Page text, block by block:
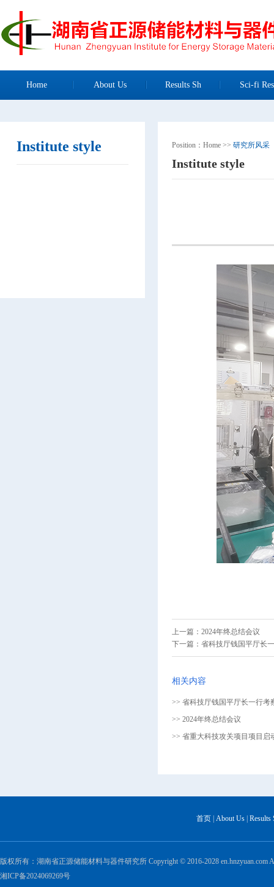
Home About Us Results Sh Sci-fi Res
Institute style Position： Home >> 研究所风采
Institute style
上一篇： 2024年终总结会议
下一篇： 省科技厅钱国平厅长
相关内容
>> 省科技厅钱国平厅长一行考
>> 2024年终总结会议
>> 省重大科技攻关项目项目启
首页 About Us Results
版权所有：湖南省正源储能材料与器件研究所 Copyright © 2016-2028 en.hnzyuan.com
湘ICP备2024069269号